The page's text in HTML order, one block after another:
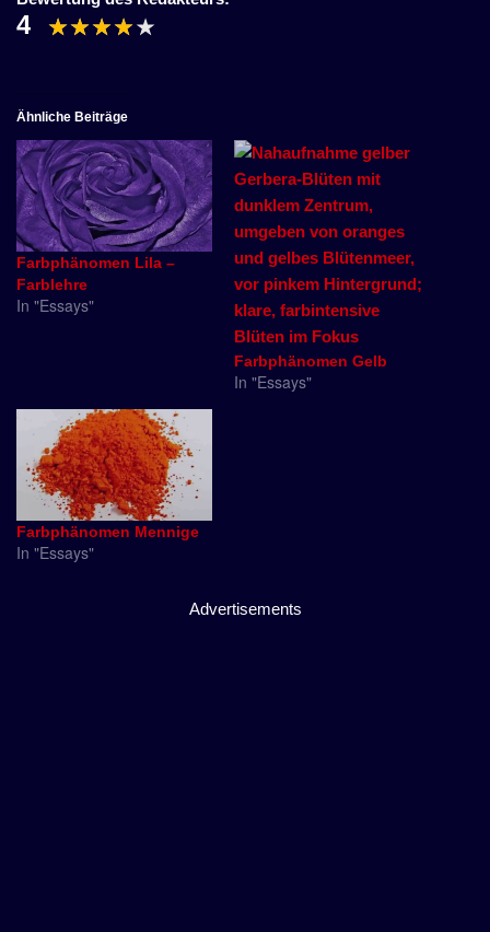
4
Ähnliche Beiträge
Farbphänomen Lila –
Farblehre
In "Essays"
Farbphänomen Gelb
In "Essays"
Farbphänomen Mennige
In "Essays"
Advertisements